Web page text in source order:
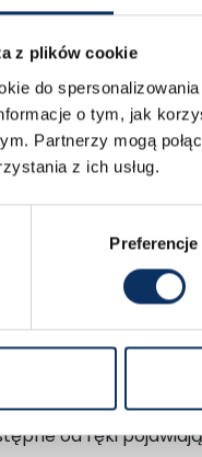
z plików cookie
do
o tym, jak
Partnerzy mogą
z ich usług.
Preferencje
na
osób, które mają
W tym
preferencji.
dla tych,
już jest w drodze
niektórych
dostępne
od ręki